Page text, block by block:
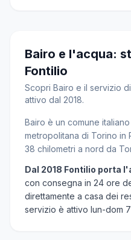
Bairo e l'acqua:
Fontilio
Scopri Bairo e il servizio
attivo dal 2018.
Bairo è un comune
metropolitana di Torino in
38 chilometri a nord da
Dal 2018 Fontilio porta
con consegna in 24 ore
direttamente a casa dei
servizio è attivo lun-dom